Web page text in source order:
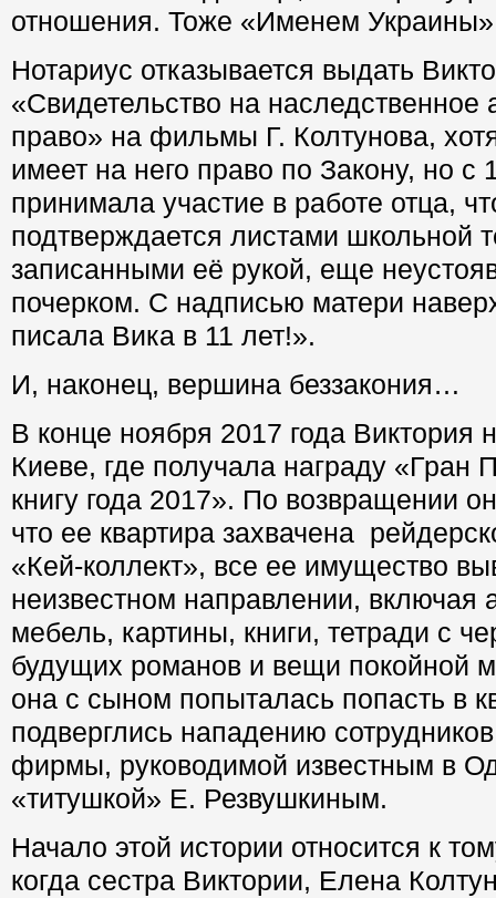
отношения. Тоже «Именем
Нотариус отказывается выдать
«Свидетельство на наследственное
право» на фильмы Г. Колтунова,
имеет на него право по Закону, но с
принимала участие в работе отца,
подтверждается листами школьной
записанными её рукой, еще
почерком. С надписью матери
писала Вика в 11 лет!».
И, наконец, вершина беззакония…
В конце ноября 2017 года Виктория
Киеве, где получала награду «Гран
книгу года 2017». По возвращении
что ее квартира захвачена
«Кей-коллект», все ее имущество
неизвестном направлении, включая
мебель, картины, книги, тетради с
будущих романов и вещи покойной
она с сыном попыталась попасть в
подверглись нападению
фирмы, руководимой известным в
«титушкой» Е. Резвушкиным.
Начало этой истории относится к
когда сестра Виктории, Елена